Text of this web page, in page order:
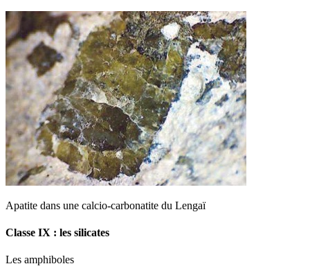
Apatite dans une calcio-carbonatite du Lengaï
Classe IX : les silicates
Les amphiboles